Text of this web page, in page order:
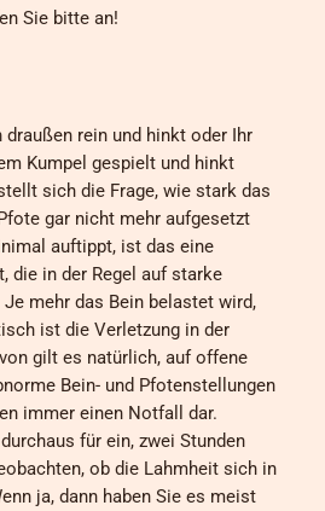
Sie bitte an!
draußen rein und hinkt oder Ihr
Kumpel gespielt und hinkt
sich die Frage, wie stark das
gar nicht mehr aufgesetzt
auftippt, ist das eine
die in der Regel auf starke
mehr das Bein belastet wird,
ist die Verletzung in der
gilt es natürlich, auf offene
Bein- und Pfotenstellungen
immer einen Notfall dar.
für ein, zwei Stunden
ob die Lahmheit sich in
ja, dann haben Sie es meist